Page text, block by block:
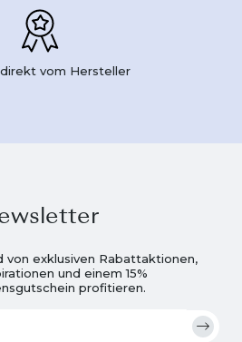
vom Hersteller
von exklusiven Rabattaktionen,
und einem 15%
profitieren.